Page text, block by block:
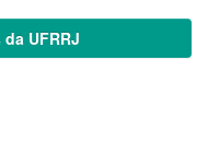
UFRRJ